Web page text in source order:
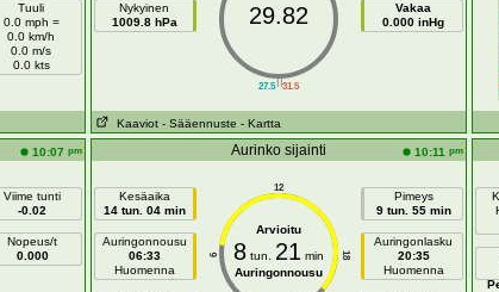
Tuuli
0.0 mph =
0.0 km/h
0.0 m/s
0.0 kts
Nykyinen
1009.8 hPa
||
27.5 31.5
29.82
Vakaa
0.000 inHg
Kaaviot - Sääennuste - Kartta
10:07 pm
Viime tunti
-0.02
Nopeus/t
0.000
Aurinko sijainti 10:11 pm
Kesäaika
14 tun. 04 min
Auringonnousu
06:33
Huomenna
12
6 18
Arvioitu
8 tun. 21 min
Auringonnousu
Pimeys
9 tun. 55 min
Auringonlasku
20:35
Huomenna